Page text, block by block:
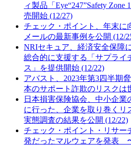
ィ製品「Eye“247”Safety Zone
売開始 (12/27)
チェック・ポイント、年末に
メールの最新事例を公開 (12/
NRIセキュア、経済安全保障
総合的に支援する「サプライ
ス」を提供開始 (12/22)
アバスト、2023年第3四半期
本のサポート詐欺のリスクは
日本損害保険協会、中小企業
に行った、企業を取り巻くリ
実態調査の結果を公開 (12/22)
チェック・ポイント・リサー
発だったマルウェアを発表